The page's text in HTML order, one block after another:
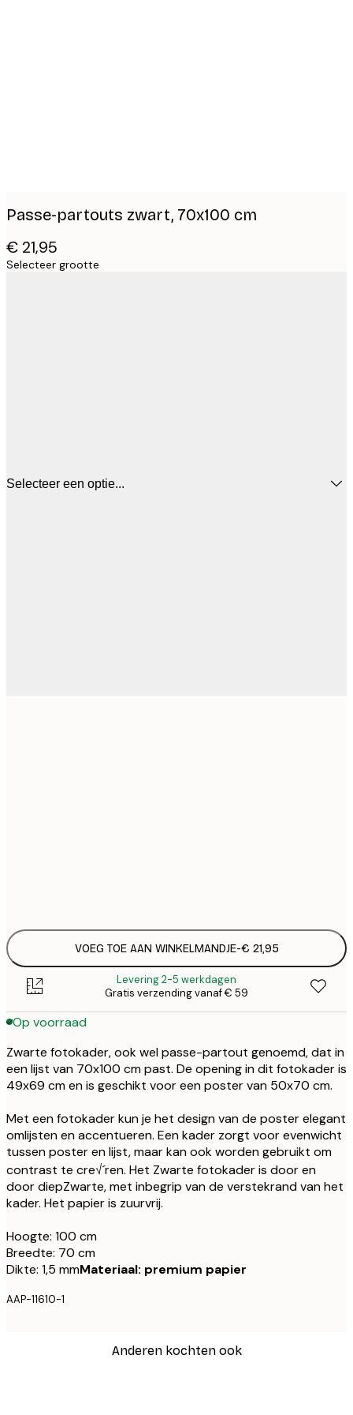
Passe-partouts zwart, 70x100 cm
€ 21,95
Selecteer grootte
Selecteer een optie...
VOEG TOE AAN WINKELMANDJE-€ 21,95
Levering 2-5 werkdagen
Gratis verzending vanaf € 59
Op voorraad
Zwarte fotokader, ook wel passe-partout genoemd, dat in
een lijst van 70x100 cm past. De opening in dit fotokader is
49x69 cm en is geschikt voor een poster van 50x70 cm.
Met een fotokader kun je het design van de poster elegant
omlijsten en accentueren. Een kader zorgt voor evenwicht
tussen poster en lijst, maar kan ook worden gebruikt om
contrast te cre√´ren. Het Zwarte fotokader is door en
door diepZwarte, met inbegrip van de verstekrand van het
kader. Het papier is zuurvrij.
Hoogte: 100 cm
Breedte: 70 cm
Dikte: 1,5 mmMateriaal: premium papier
AAP-11610-1
Anderen kochten ook